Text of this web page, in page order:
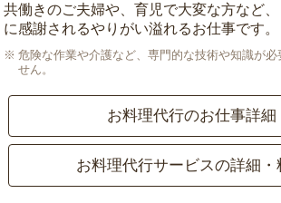
共働きのご夫婦や、育児で大変な方など
に感謝されるやりがい溢れるお仕事です。
危険な作業や介護など、専門的な技術や知識が必
せん。
お料理代行のお仕事詳細
お料理代行サービスの詳細・